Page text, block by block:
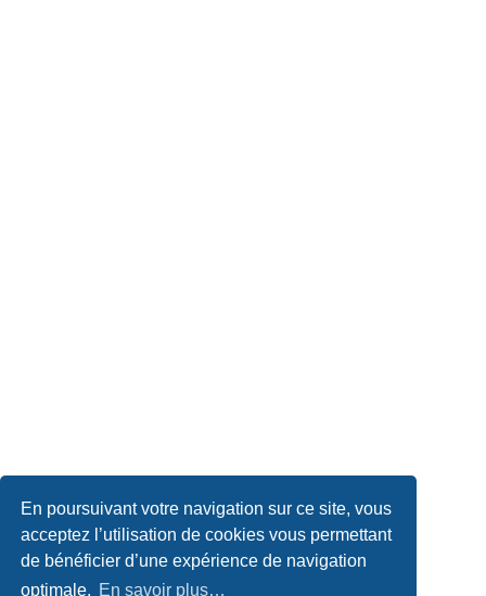
En poursuivant votre navigation sur ce site, vous
acceptez l’utilisation de cookies vous permettant
de bénéficier d’une expérience de navigation
optimale. En savoir plus…